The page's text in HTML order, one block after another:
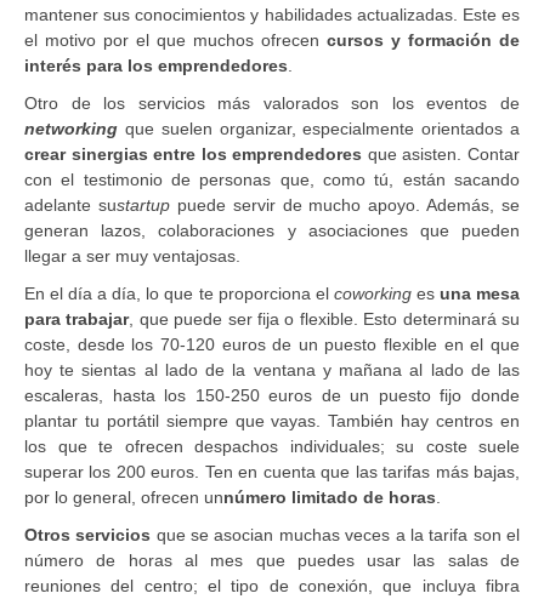
mantener sus conocimientos y habilidades actualizadas. Este es
el motivo por el que muchos ofrecen cursos y formación de
interés para los emprendedores
Otro de los servicios más valorados son los eventos de
networking que suelen organizar, especialmente orientados a
crear sinergias entre los emprendedores que asisten. Contar
con el testimonio de personas que, como tú, están sacando
adelante sustartuppuede servir de mucho apoyo. Además, se
generan lazos, colaboraciones y asociaciones que pueden
llegar a ser muy ventajosas.
En el día a día, lo que te proporciona el coworkinges una mesa
para trabajar, que puede ser fija o flexible. Esto determinará su
coste, desde los 70-120 euros de un puesto flexible en el que
hoy te sientas al lado de la ventana y mañana al lado de las
escaleras, hasta los 150-250 euros de un puesto fijo donde
plantar tu portátil siempre que vayas. También hay centros en
los que te ofrecen despachos individuales; su coste suele
superar los 200 euros. Ten en cuenta que las tarifas más bajas,
por lo general, ofrecen unnúmero limitado de horas
Otros servicios que se asocian muchas veces a la tarifa son el
número de horas al mes que puedes usar las salas de
reuniones del centro; el tipo de conexión, que incluya fibra